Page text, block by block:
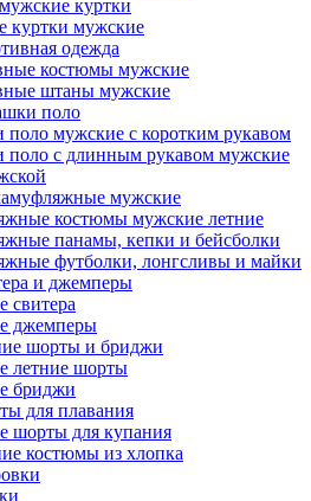
куртки
куртки мужские
одежда
костюмы мужские
штаны мужские
поло
поло мужские с коротким рукавом
поло с длинным рукавом мужские
мужские
костюмы мужские летние
панамы, кепки и бейсболки
футболки, лонгсливы и майки
и джемперы
свитера
джемперы
шорты и бриджи
летние шорты
бриджи
для плавания
шорты для купания
костюмы из хлопка